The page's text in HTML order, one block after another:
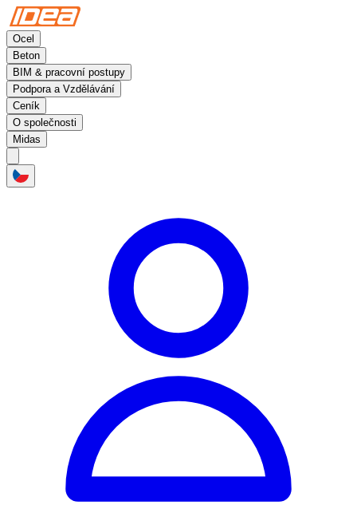
Ocel
Beton
BIM & pracovní postupy
Podpora a Vzdělávání
Ceník
O společnosti
Midas